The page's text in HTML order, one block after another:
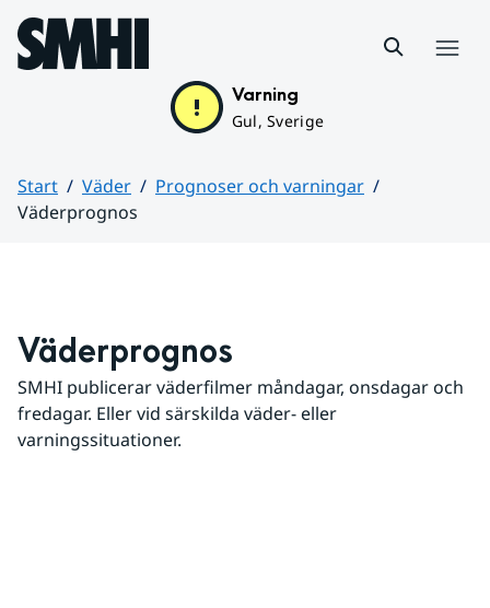
Hoppa till sidans innehåll
Varning
Gul, Sverige
Start Väder
Prognoser och varningar
Väderprognos
Väderprognos
SMHI publicerar väderfilmer måndagar, onsdagar och
fredagar. Eller vid särskilda väder- eller
varningssituationer.